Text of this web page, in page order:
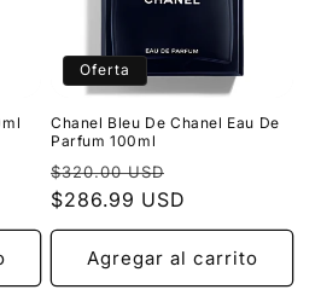
Oferta
Chanel Bleu De Chanel Eau De
Parfum 100ml
Precio
habitual
$320.00 USD
de
oferta
$286.99 USD
Agregar al carrito